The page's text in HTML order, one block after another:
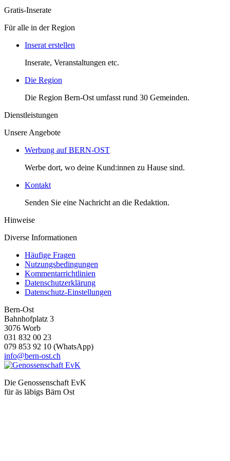
Gratis-Inserate
Für alle in der Region
Inserat erstellen
Inserate, Veranstaltungen etc.
Die Region
Die Region Bern-Ost umfasst rund 30 Gemeinden.
Dienstleistungen
Unsere Angebote
Werbung auf BERN-OST
Werbe dort, wo deine Kund:innen zu Hause sind.
Kontakt
Senden Sie eine Nachricht an die Redaktion.
Hinweise
Diverse Informationen
Häufige Fragen
Nutzungsbedingungen
Kommentarrichtlinien
Datenschutzerklärung
Datenschutz-Einstellungen
Bern-Ost
Bahnhofplatz 3
3076 Worb
031 832 00 23
079 853 92 10 (WhatsApp)
info@bern-ost.ch
Die Genossenschaft EvK
für äs läbigs Bärn Ost